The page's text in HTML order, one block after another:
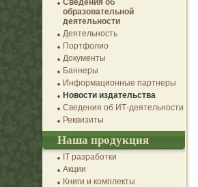
Сведения об
образовательной
деятельности
Деятельность
Портфолио
Документы
Баннеры
Информационные партнеры
Новости издательства
Сведения об ИТ-деятельности
Реквизиты
Наша продукция
IT разработки
Акции
Книги и комплекты